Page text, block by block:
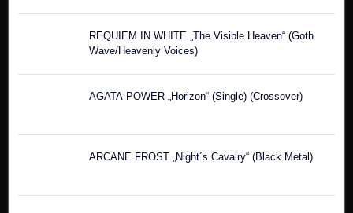
REQUIEM IN WHITE „The Visible Heaven“ (Goth
Wave/Heavenly Voices)
AGATA POWER „Horizon“ (Single) (Crossover)
ARCANE FROST „Night´s Cavalry“ (Black Metal)